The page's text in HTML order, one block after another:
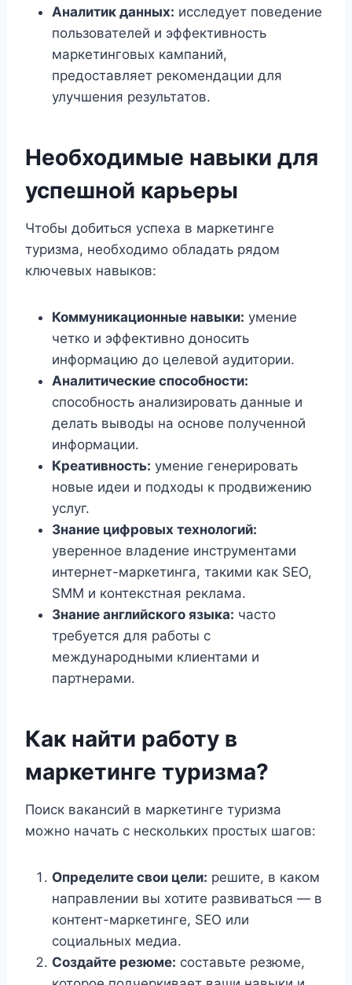
Аналитик данных: исследует поведение
пользователей и эффективность
маркетинговых кампаний,
предоставляет рекомендации для
улучшения результатов.
Необходимые навыки для
успешной карьеры
Чтобы добиться успеха в маркетинге
туризма, необходимо обладать рядом
ключевых навыков:
Коммуникационные навыки: умение
четко и эффективно доносить
информацию до целевой аудитории.
Аналитические способности:
способность анализировать данные и
делать выводы на основе полученной
информации.
Креативность: умение генерировать
новые идеи и подходы к продвижению
услуг.
Знание цифровых технологий:
уверенное владение инструментами
интернет-маркетинга, такими как SEO,
SMM и контекстная реклама.
Знание английского языка: часто
требуется для работы с
международными клиентами и
партнерами.
Как найти работу в
маркетинге туризма?
Поиск вакансий в маркетинге туризма
можно начать с нескольких простых шагов:
Определите свои цели: решите, в каком
направлении вы хотите развиваться — в
контент-маркетинге, SEO или
социальных медиа.
Создайте резюме: составьте резюме,